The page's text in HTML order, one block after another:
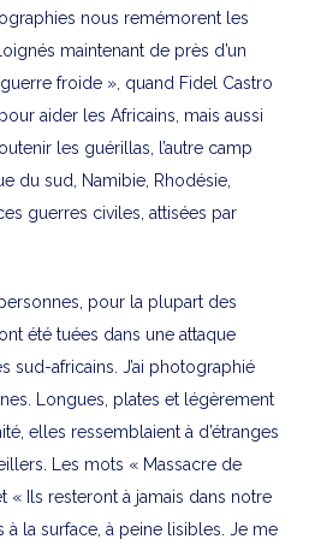
nous remémorent les
maintenant de près d’un
froide », quand Fidel Castro
aider les Africains, mais aussi
les guérillas, l’autre camp
du sud, Namibie, Rhodésie,
guerres civiles, attisées par
pour la plupart des
été tuées dans une attaque
sud-africains. J’ai photographié
Longues, plates et légèrement
elles ressemblaient à d’étranges
Les mots « Massacre de
« Ils resteront à jamais dans notre
à la surface, à peine lisibles. Je me